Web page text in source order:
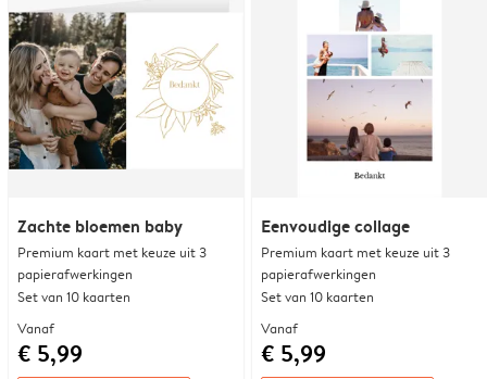
Zachte bloemen baby
Premium kaart met keuze uit 3
papierafwerkingen
Set van 10 kaarten
Vanaf
€ 5,99
Eenvoudige collage
Premium kaart met keuze uit 3
papierafwerkingen
Set van 10 kaarten
Vanaf
€ 5,99